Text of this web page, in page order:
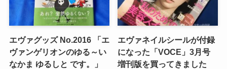
エヴァグッズ No.2016 「エ
ヴァンゲリオンのゆる～い
なかま ゆるしと です。」
エヴァネイルシールが付録
になった「VOCE」3月号
増刊版を買ってきました